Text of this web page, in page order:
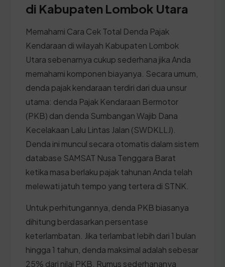
di Kabupaten Lombok Utara
Memahami Cara Cek Total Denda Pajak
Kendaraan di wilayah Kabupaten Lombok
Utara sebenarnya cukup sederhana jika Anda
memahami komponen biayanya. Secara umum,
denda pajak kendaraan terdiri dari dua unsur
utama: denda Pajak Kendaraan Bermotor
(PKB) dan denda Sumbangan Wajib Dana
Kecelakaan Lalu Lintas Jalan (SWDKLLJ).
Denda ini muncul secara otomatis dalam sistem
database SAMSAT Nusa Tenggara Barat
ketika masa berlaku pajak tahunan Anda telah
melewati jatuh tempo yang tertera di STNK.
Untuk perhitungannya, denda PKB biasanya
dihitung berdasarkan persentase
keterlambatan. Jika terlambat lebih dari 1 bulan
hingga 1 tahun, denda maksimal adalah sebesar
25% dari nilai PKB. Rumus sederhananya